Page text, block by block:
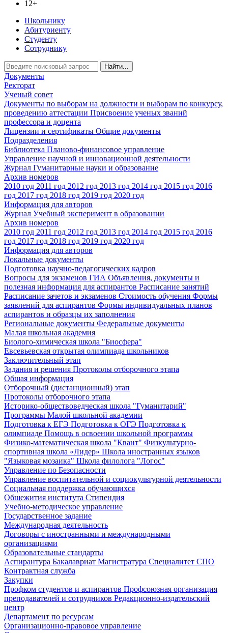
12+
Школьнику
Абитуриенту
Студенту
Сотруднику
Найти...
Документы
Ректорат
Ученый совет
Документы по выборам на должности и выборам по конкурсу,
проведению аттестации Присвоение ученых званий
профессора и доцента
Лицензии и сертификаты Общие документы
Подразделения
Библиотека Планово-финансовое управление
Управление научной и инновационной деятельности
Журнал Гуманитарные науки и образование
Архив номеров
2010 год 2011 год 2012 год 2013 год 2014 год 2015 год 2016
год 2017 год 2018 год 2019 год 2020 год
Информация для авторов
Журнал Учебный эксперимент в образовании
Архив номеров
2010 год 2011 год 2012 год 2013 год 2014 год 2015 год 2016
год 2017 год 2018 год 2019 год 2020 год
Информация для авторов
Локальные документы
Подготовка научно-педагогических кадров
Вопросы для экзаменов ГИА Объявления, документы и
полезная информация для аспирантов Расписание занятий
Расписание зачетов и экзаменов Стоимость обучения Формы
заявлений для аспирантов Формы индивидуальных планов
аспирантов и образцы их заполнения
Региональные документы Федеральные документы
Малая школьная академия
Биолого-химическая школа "Биосфера"
Евсевьевская открытая олимпиада школьников
Заключительный этап
Задания и решения Протоколы отборочного этапа
Общая информация
Отборочный (дистанционный) этап
Протоколы отборочного этапа
Историко-обществоведческая школа "Гуманитарий"
Программы Малой школьной академии
Подготовка к ЕГЭ Подготовка к ОГЭ Подготовка к
олимпиаде Помощь в освоении школьной программы
Физико-математическая школа "Квант" Физкультурно-
спортивная школа «Лидер» Школа иностранных языков
"Языковая мозаика" Школа филолога "Логос"
Управление по Безопасности
Управление воспитательной и социокультурной деятельности
Социальная поддержка обучающихся
Общежития института Стипендия
Учебно-методическое управление
Государственное задание
Международная деятельность
Договоры с иностранными и международными
организациями
Образовательные стандарты
Аспирантура Бакалавриат Магистратура Специалитет СПО
Контрактная служба
Закупки
Профком студентов и аспирантов Профсоюзная организация
преподавателей и сотрудников Редакционно-издательский
центр
Департамент по ресурсам
Организационно-правовое управление